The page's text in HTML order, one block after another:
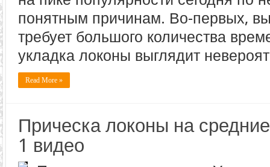
понятным причинам. Во-первых,
требует большого количества
укладка локоны выглядит
Read More »
Прическа локоны на
1 видео